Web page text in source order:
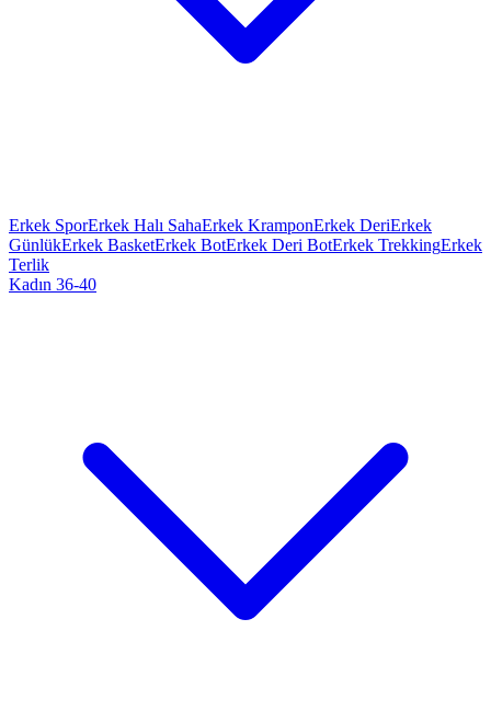
Erkek SporErkek Halı SahaErkek KramponErkek DeriErkek
GünlükErkek BasketErkek BotErkek Deri BotErkek TrekkingErkek
Terlik
Kadın 36-40